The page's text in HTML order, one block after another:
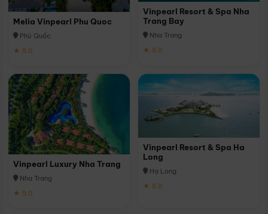
Melia Vinpearl Phu Quoc
Phú Quốc
★ 5.0
Vinpearl Resort & Spa Nha
Trang Bay
Nha Trang
★ 5.0
Vinpearl Luxury Nha Trang
Nha Trang
★ 5.0
Vinpearl Resort & Spa Ha
Long
Hạ Long
★ 5.0